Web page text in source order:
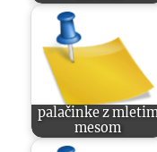
palačinke z
mesom